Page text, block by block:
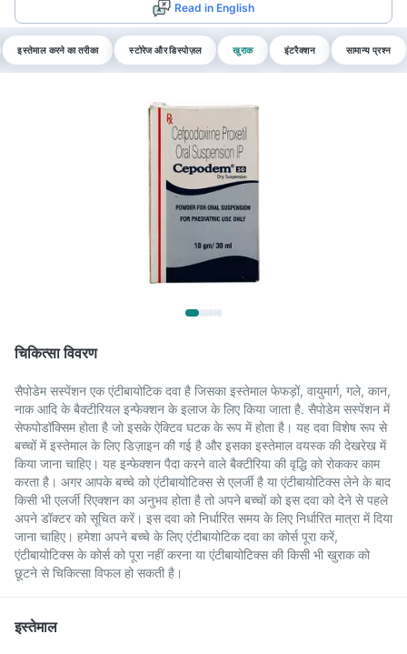
Read in English
इस्तेमाल करने का तरीका स्टोरेज और डिस्पोज़ल खुराक इंटरैक्शन सामान्य प्रश्न
चिकित्सा विवरण
सैपोडेम सस्पेंशन एक एंटीबायोटिक दवा है जिसका इस्तेमाल फेफड़ों, वायुमार्ग, गले, कान,
नाक आदि के बैक्टीरियल इन्फेक्शन के इलाज के लिए किया जाता है. सैपोडेम सस्पेंशन में
सेफपोडॉक्सिम होता है जो इसके ऐक्टिव घटक के रूप में होता है। यह दवा विशेष रूप से
बच्चों में इस्तेमाल के लिए डिज़ाइन की गई है और इसका इस्तेमाल वयस्क की देखरेख में
किया जाना चाहिए। यह इन्फेक्शन पैदा करने वाले बैक्टीरिया की वृद्धि को रोककर काम
करता है। अगर आपके बच्चे को एंटीबायोटिक्स से एलर्जी है या एंटीबायोटिक्स लेने के बाद
किसी भी एलर्जी रिएक्शन का अनुभव होता है तो अपने बच्चों को इस दवा को देने से पहले
अपने डॉक्टर को सूचित करें। इस दवा को निर्धारित समय के लिए निर्धारित मात्रा में दिया
जाना चाहिए। हमेशा अपने बच्चे के लिए एंटीबायोटिक दवा का कोर्स पूरा करें,
एंटीबायोटिक्स के कोर्स को पूरा नहीं करना या एंटीबायोटिक्स की किसी भी खुराक को
छूटने से चिकित्सा विफल हो सकती है।
इस्तेमाल